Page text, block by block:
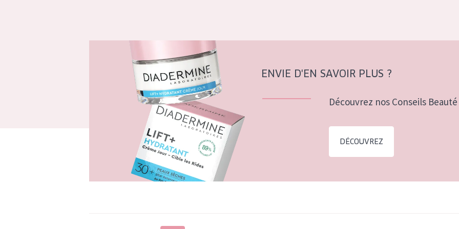
ENVIE D'EN SAVOIR PLUS ?
Découvrez nos Conseils
DÉCOUVREZ